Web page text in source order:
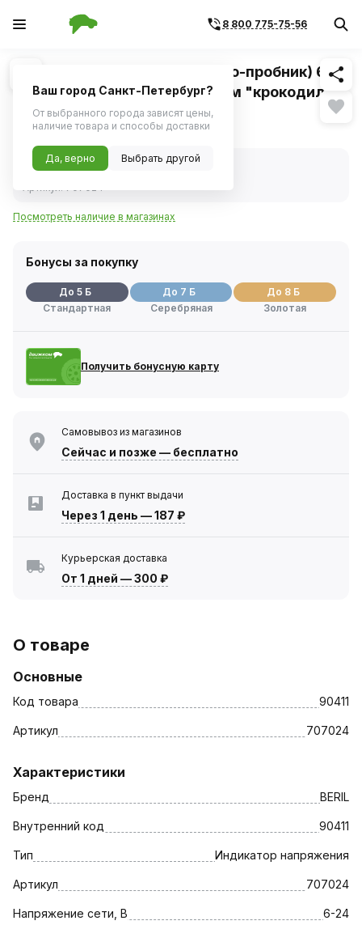
8 800 775-75-56
1/1 Похожие
Индикатор напряжения (шило-пробник) 6-
24V, 130мм с проводом зажим "крокодил"
87 ₽
В наличии
Посмотреть наличие в магазинах
Бонусы за покупку
До 5 Б
Стандартная
До 7 Б
Серебряная
До 8 Б
Золотая
Получить бонусную карту
Самовывоз из магазинов
Сейчас и позже — бесплатно
Доставка в пункт выдачи
Через 1 день —187 ₽
Курьерская доставка
От 1 дней —300 ₽
О товаре
Основные
Код товара 90411
Артикул 707024
Характеристики
Бренд BERIL
Внутренний код 90411
Тип Индикатор напряжения
Артикул 707024
Напряжение сети, В 6-24
Ваш город Санкт-Петербург?
От выбранного города зависят цены,
наличие товара и способы доставки
Да, верно Выбрать другой